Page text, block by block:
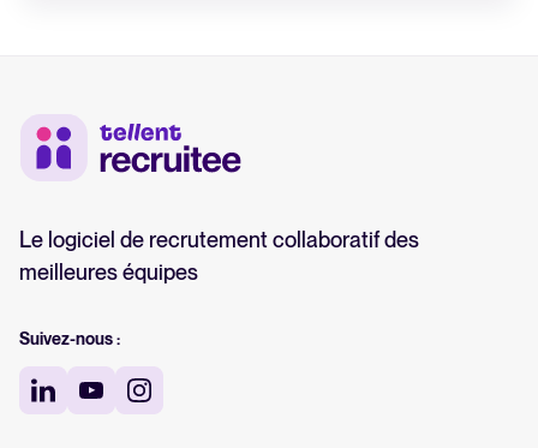
Le logiciel de recrutement collaboratif des
meilleures équipes
Suivez-nous :